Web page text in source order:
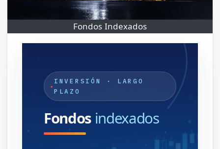
Fondos Indexados
INVERSIÓN · LARGO
PLAZO
Fondos indexados